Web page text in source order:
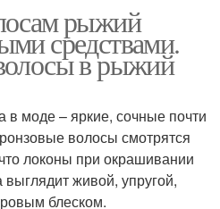
рыжий
средствами.
в рыжий
в моде – яркие, сочные почти
волосы смотрятся
локоны при окрашивании
живой, упругой,
блеском.